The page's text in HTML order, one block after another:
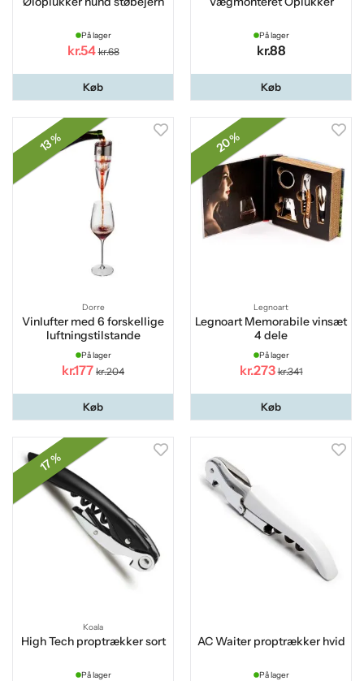
På lager
kr.54 kr.68
Køb
På lager
kr.88
Køb
13 %
Dorre
Vinlufter med 6 forskellige
luftningstilstande
På lager
kr.177 kr.204
Køb
20 %
Legnoart
Legnoart Memorabile vinsæt
4 dele
På lager
kr.273 kr.341
Køb
17 %
Koala
High Tech proptrækker sort
På lager
AC Waiter proptrækker hvid
På lager